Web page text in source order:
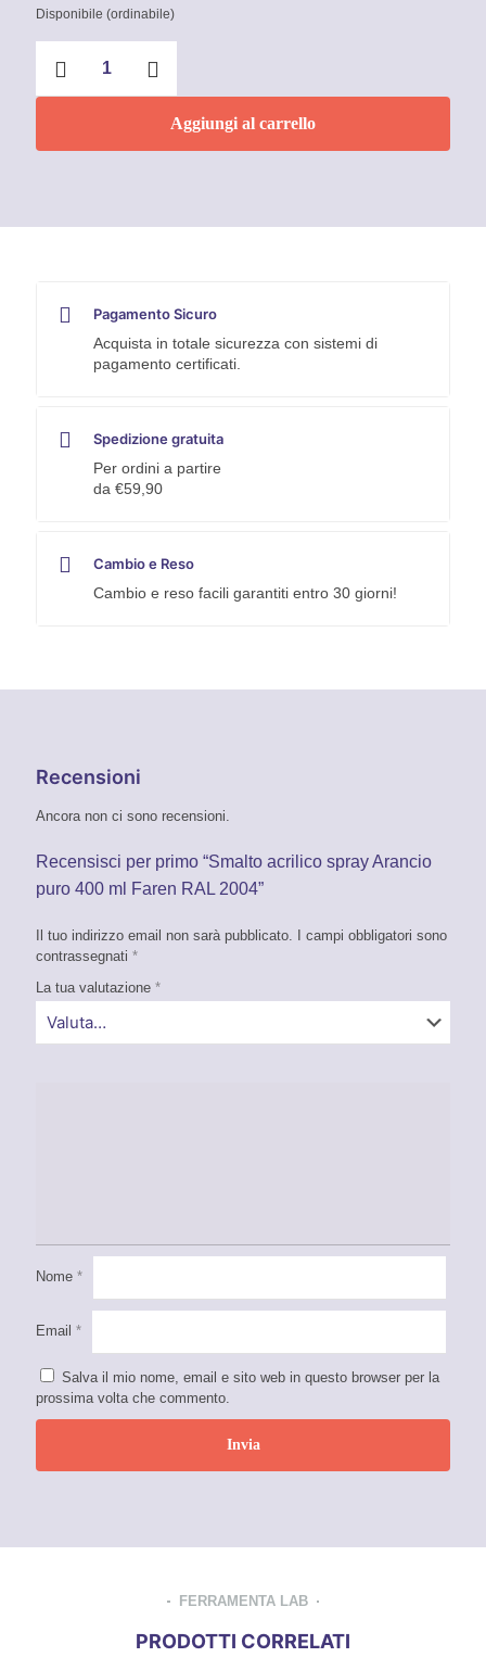
Disponibile (ordinabile)
spray
400
Aggiungi al carrello
Pagamento Sicuro
Acquista in totale sicurezza con sistemi di
pagamento certificati.
Spedizione gratuita
Per ordini a partire
da €59,90
Cambio e Reso
Cambio e reso facili garantiti entro 30 giorni!
Recensioni
Ancora non ci sono recensioni.
Recensisci per primo “Smalto acrilico spray Arancio
puro 400 ml Faren RAL 2004”
Il tuo indirizzo email non sarà pubblicato.
I campi obbligatori sono
contrassegnati *
La tua valutazione *
Nome *
Email *
Salva il mio nome, email e sito web in questo browser per la
prossima volta che commento.
FERRAMENTA LAB
PRODOTTI CORRELATI